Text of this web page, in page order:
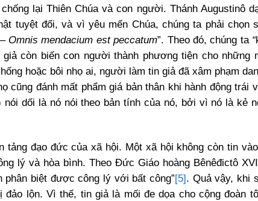
lại Thiên Chúa và con người. Thánh Augustinô
tuyệt đối, và vì yêu mến Chúa, chúng ta phải
Omnis mendacium est peccatum”. Theo đó, chúng ta “
còn biến con người thành phương tiện cho những
hoặc bôi nhọ ai, người làm tin giả đã xâm phạm
cũng đánh mất phẩm giá bản thân khi hành động
nói dối là nó nói theo bản tính của nó, bởi vì nó là kẻ
tảng đạo đức của xã hội. Một xã hội không còn tin
lý và hòa bình. Theo Đức Giáo hoàng Bênêđictô
phân biệt được công lý với bất công”[5]. Quả vậy, khi
đảo lộn. Vì thế, tin giả là mối đe dọa cho cộng đoàn